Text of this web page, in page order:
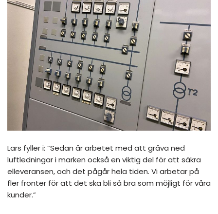
Lars fyller i: ”Sedan är arbetet med att gräva ned
luftledningar i marken också en viktig del för att säkra
elleveransen, och det pågår hela tiden. Vi arbetar på
fler fronter för att det ska bli så bra som möjligt för våra
kunder.”